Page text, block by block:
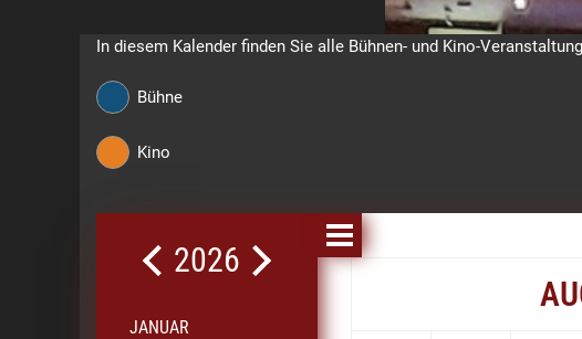
In diesem Kalender finden Sie alle Bühnen- und Kino-
Bühne
Kino
2026
JANUAR